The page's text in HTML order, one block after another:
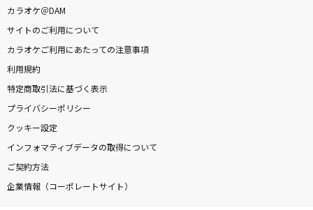
カラオケ＠DAM
サイトのご利用について
カラオケご利用にあたっての注意事項
利用規約
特定商取引法に基づく表示
プライバシーポリシー
クッキー設定
インフォマティブデータの取得について
ご契約方法
企業情報（コーポレートサイト）